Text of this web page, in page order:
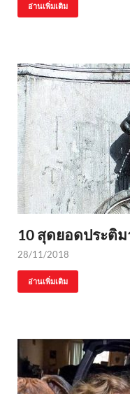
อ่านเพิ่มเติม
10 สุดยอดประติ
28/11/2018
อ่านเพิ่มเติม